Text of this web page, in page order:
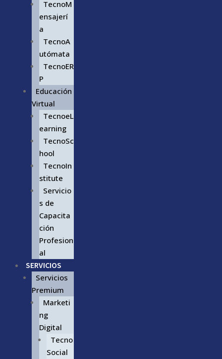
TecnoM
ensajerí
a
TecnoA
utómata
TecnoER
P
Educación
Virtual
TecnoeL
earning
TecnoSc
hool
TecnoIn
stitute
Servicio
s de
Capacita
ción
Profesion
al
SERVICIOS
Servicios
Premium
Marketi
ng
Digital
Tecno
Social